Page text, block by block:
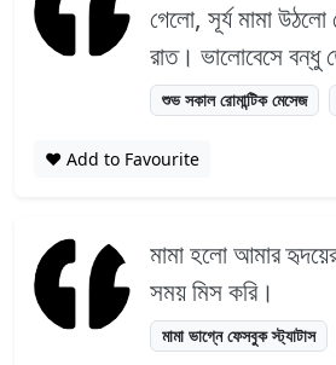
গেলো, সূর্য মামা উঠলো
রাত। ভালোবেসে বন্ধু
শুভ সকাল রোমান্টিক মেসেজ
❤️ Add to Favourite
মামা হলো আমার
সময় মিস করি।
মামা ভাগ্নে ফেসবুক স্ট্যাটাস